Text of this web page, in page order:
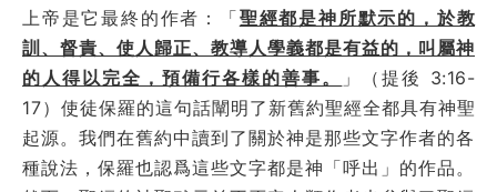
上帝是它最終的作者：「聖經都是神所默示的，於教
訓、督責、使人歸正、教導人學義都是有益的，叫屬神
的人得以完全，預備行各樣的善事。
」（提後 3:16-
17）使徒保羅的這句話闡明了新舊約聖經全都具有神聖
起源。我們在舊約中讀到了關於神是那些文字作者的各
種說法，保羅也認爲這些文字都是神「呼出」的作品。